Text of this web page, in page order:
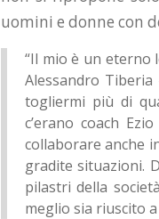
uomini e donne con
“Il mio è un eterno
Alessandro Tiberia
togliermi più di
c’erano coach
collaborare anche
gradite situazioni.
pilastri della
meglio sia riuscito